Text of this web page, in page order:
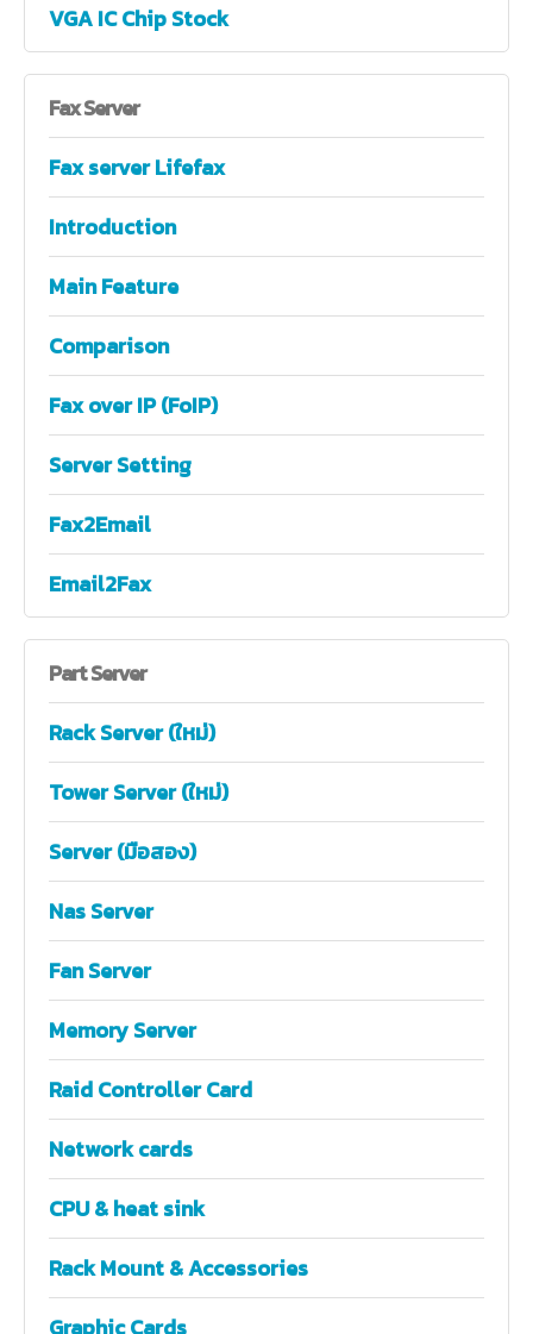
VGA IC Chip Stock
FaxServer
Fax server Lifefax
Introduction
Main Feature
Comparison
Fax over IP (FoIP)
Server Setting
Fax2Email
Email2Fax
PartServer
Rack Server (ใหม่)
Tower Server (ใหม่)
Server (มือสอง)
Nas Server
Fan Server
Memory Server
Raid Controller Card
Network cards
CPU & heat sink
Rack Mount & Accessories
Graphic Cards